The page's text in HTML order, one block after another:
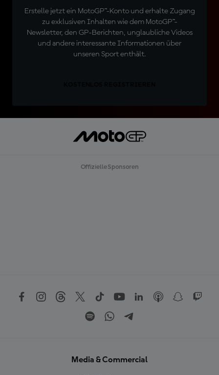
Erstelle jetzt ein MotoGP™-Konto und erhalte Zugang
zu exklusiven Inhalten wie dem MotoGP™-
Newsletter, den GP-Berichten, unglaubliche Videos
und andere interessante Informationen über
unseren Sport enthält.
Offizielle Sponsoren
Media & Commercial